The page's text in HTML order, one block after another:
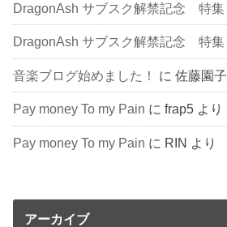
DragonAsh サブスク解禁記念 特集
DragonAsh サブスク解禁記念 特集
音楽ブログ始めました！ に佐藤園子
Pay money To my Pain にfrap5 より
Pay money To my Pain に RIN より
アーカイブ